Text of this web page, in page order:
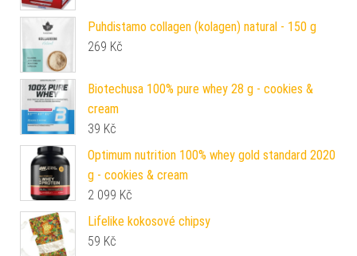
Puhdistamo collagen (kolagen) natural - 150 g
269 Kč
Biotechusa 100% pure whey 28 g - cookies &
cream
39 Kč
Optimum nutrition 100% whey gold standard 2020
g - cookies & cream
2 099 Kč
Lifelike kokosové chipsy
59 Kč